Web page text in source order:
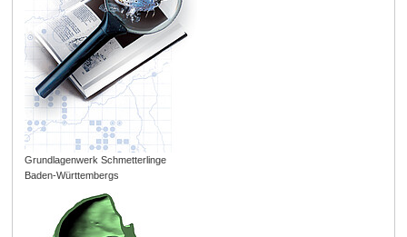
Grundlagenwerk Schmetterlinge
Baden-Württembergs